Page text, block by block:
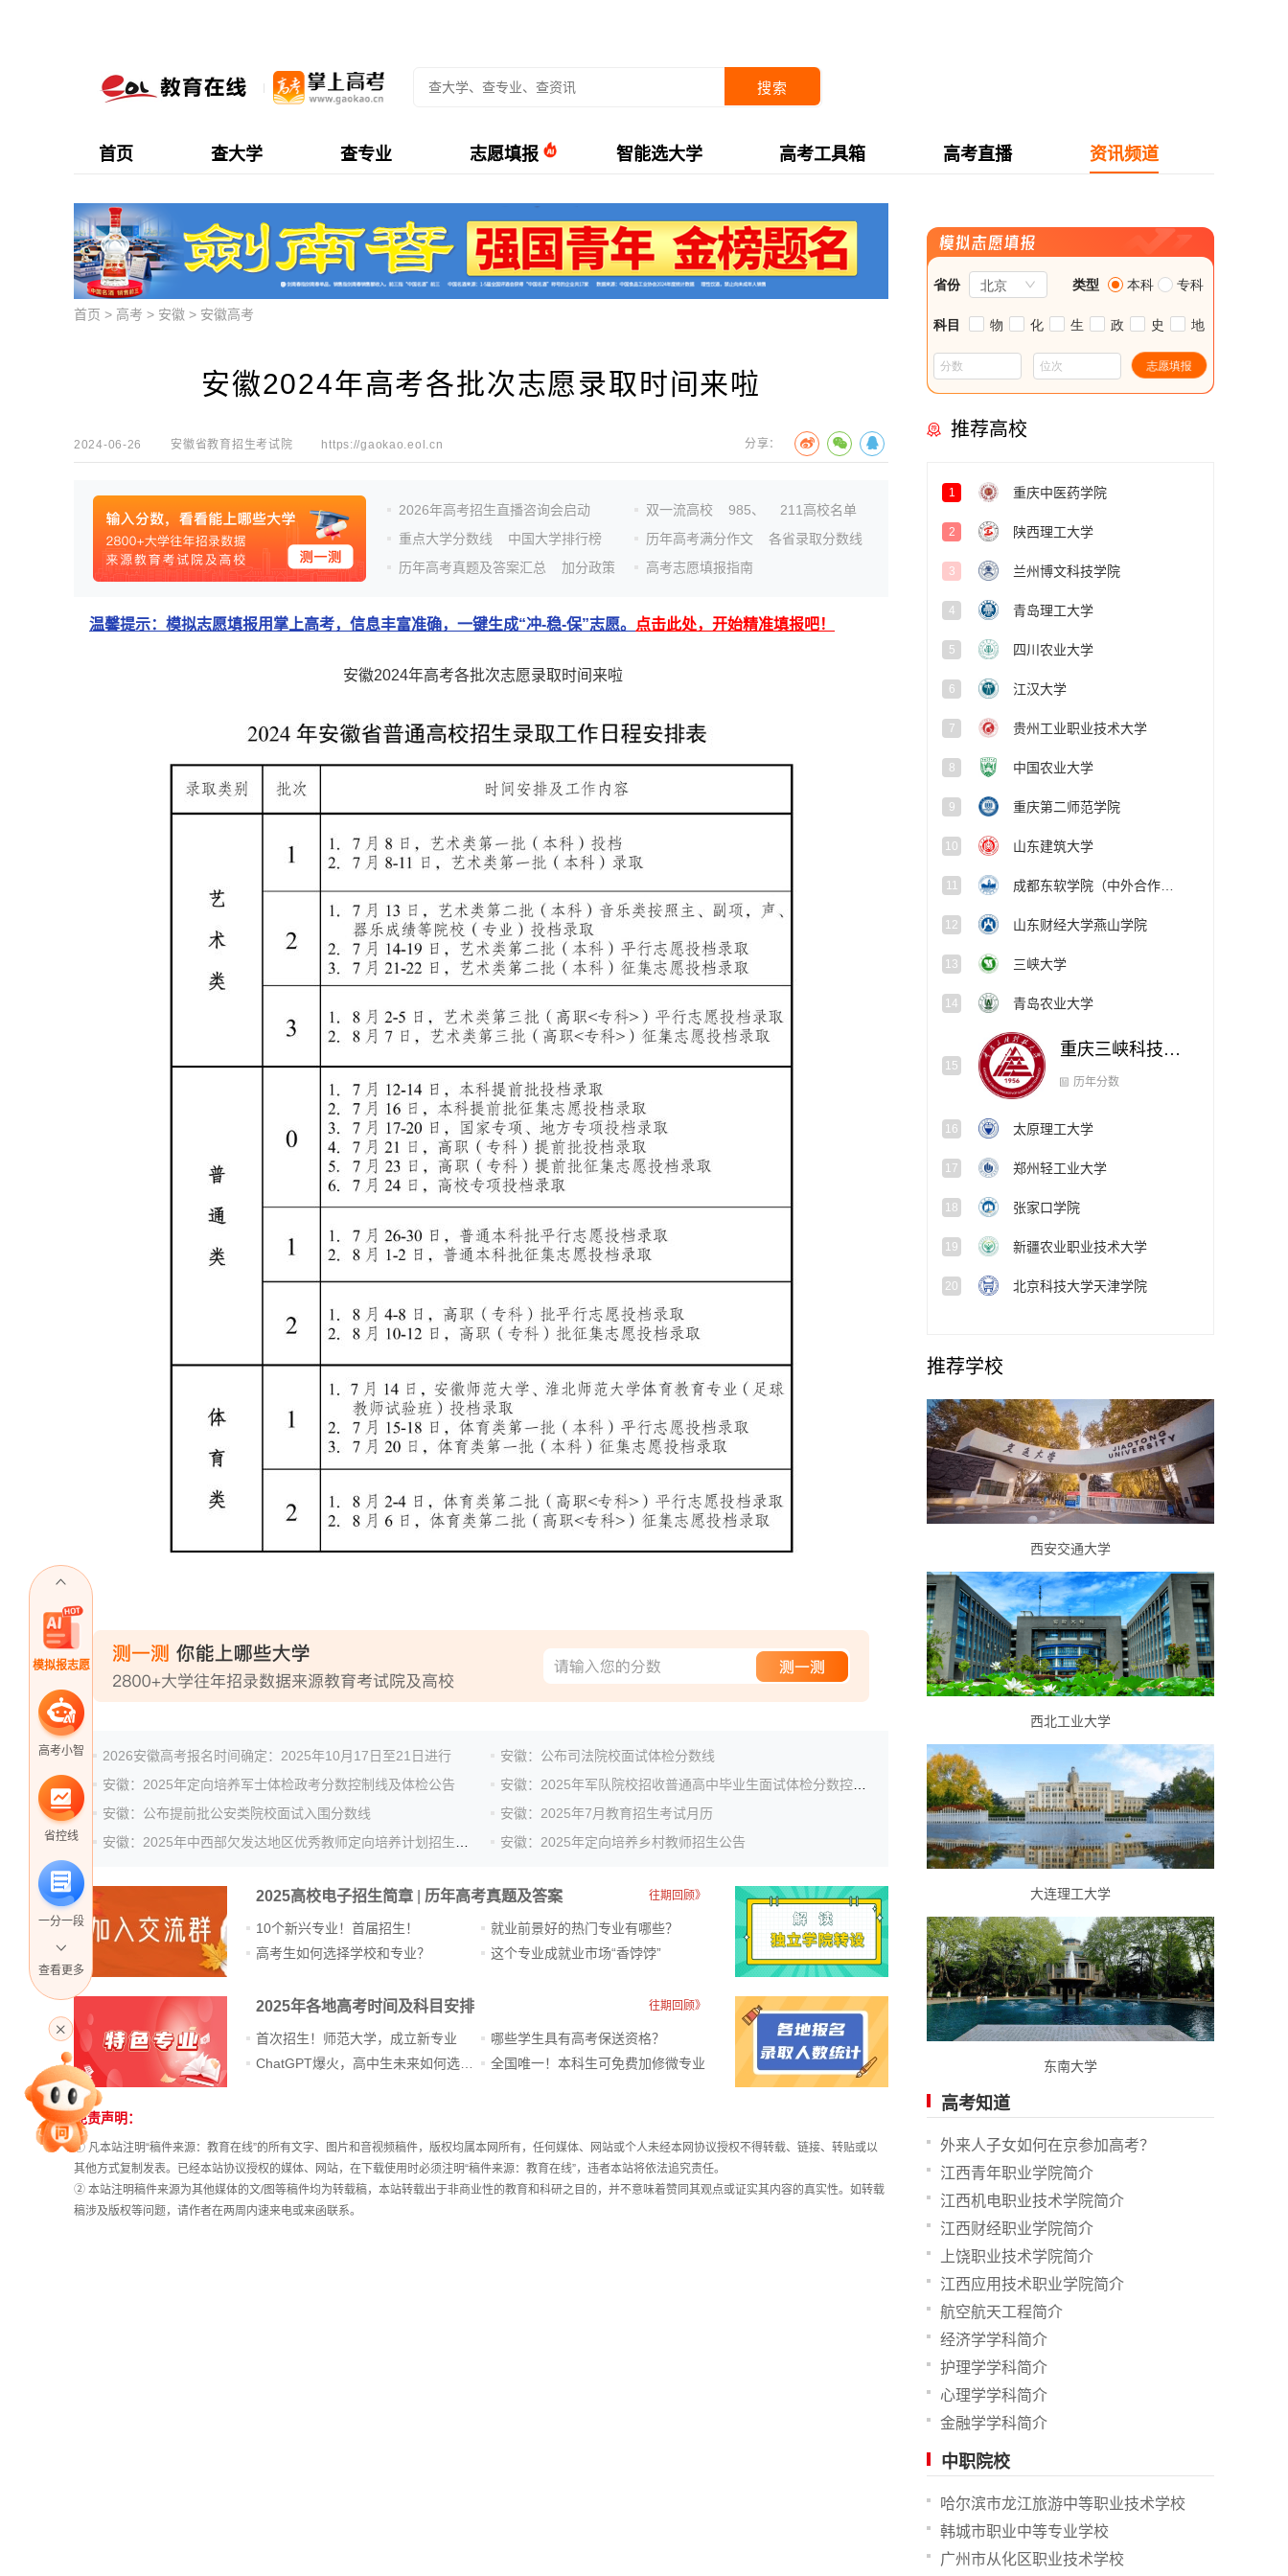
搜索
首页 查大学 查专业 志愿填报 智能选大学 高考工具箱 高考直播 资讯频道
模拟报志愿
高考小智
省控线
一分一段
专家指导课
院校排行
查看更多
首页 > 高考 > 安徽 > 安徽高考
安徽2024年高考各批次志愿录取时间来啦
2024-06-26 安徽省教育招生考试院 https://gaokao.eol.cn 分享：
2026年高考招生直播咨询会启动
重点大学分数线
中国大学排行榜
历年高考真题及答案汇总
加分政策
双一流高校 985、
211高校名单
历年高考满分作文
各省录取分数线
高考志愿填报指南
温馨提示：模拟志愿填报用掌上高考，信息丰富准确，一键生成“冲-稳-保”志愿。 点击此处，开始精准填报吧！
安徽2024年高考各批次志愿录取时间来啦
2026安徽高考报名时间确定：2025年10月17日至21日进行
安徽：公布司法院校面试体检分数线
安徽：2025年定向培养军士体检政考分数控制线及体检公告
安徽：公布提前批公安类院校面试入围分数线
安徽：2025年7月教育招生考试月历
安徽：2025年定向培养乡村教师招生公告
2025高校电子招生简章 历年高考真题及答案 往期回顾》
10个新兴专业！首届招生！
高考生如何选择学校和专业？
就业前景好的热门专业有哪些？
这个专业成就业市场“香饽饽”​
2025年各地高考时间及科目安排 往期回顾》
首次招生！师范大学，成立新专业
哪些学生具有高考保送资格？
全国唯一！本科生可免费加修微专业
站
长
统
计
免责声明：
① 凡本站注明“稿件来源：教育在线”的所有文字、图片和音视频稿件，版权均属本网所有，任何媒体、网站或个人未经本网协议授权不得转载、链接、转贴或以
其他方式复制发表。已经本站协议授权的媒体、网站，在下载使用时必须注明“稿件来源：教育在线”，违者本站将依法追究责任。
② 本站注明稿件来源为其他媒体的文/图等稿件均为转载稿，本站转载出于非商业性的教育和科研之目的，并不意味着赞同其观点或证实其内容的真实性。如转载
稿涉及版权等问题，请作者在两周内速来电或来函联系。
推荐高校
1 重庆中医药学院
2 陕西理工大学
3 兰州博文科技学院
4 青岛理工大学
5 四川农业大学
6 江汉大学
7 贵州工业职业技术大学
8 中国农业大学
9 重庆第二师范学院
10 山东建筑大学
11
12 山东财经大学燕山学院
13 三峡大学
14 青岛农业大学
15
重庆三峡科技大学
历年分数
16 太原理工大学
17 郑州轻工业大学
18 张家口学院
19 新疆农业职业技术大学
20 北京科技大学天津学院
推荐学校
西安交通大学
西北工业大学
大连理工大学
东南大学
高考知道
外来人子女如何在京参加高考？
江西青年职业学院简介
江西机电职业技术学院简介
江西财经职业学院简介
上饶职业技术学院简介
江西应用技术职业学院简介
航空航天工程简介
经济学学科简介
护理学学科简介
心理学学科简介
金融学学科简介
中职院校
哈尔滨市龙江旅游中等职业技术学校
韩城市职业中等专业学校
广州市从化区职业技术学校